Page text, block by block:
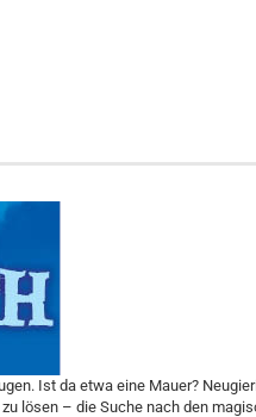
Ist da etwa eine Mauer?
lösen – die Suche nach den